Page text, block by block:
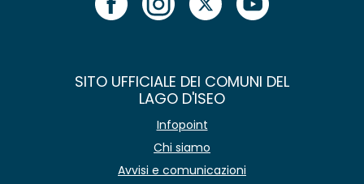
SITO UFFICIALE DEI COMUNI DEL
LAGO D'ISEO
Infopoint
Chi siamo
Avvisi e comunicazioni